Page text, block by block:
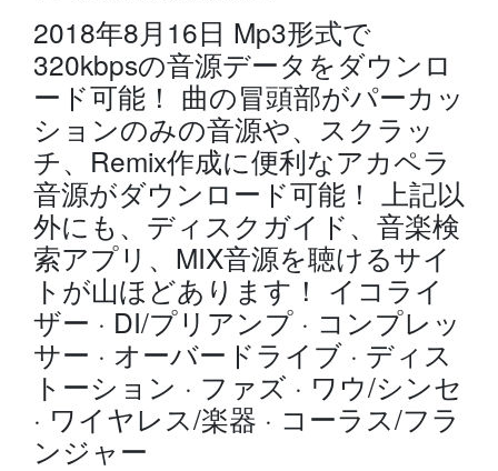
2018年8月16日 Mp3形式で
320kbpsの音源データをダウンロ
ード可能！ 曲の冒頭部がパーカッ
ションのみの音源や、スクラッ
チ、Remix作成に便利なアカペラ
音源がダウンロード可能！ 上記以
外にも、ディスクガイド、音楽検
索アプリ、MIX音源を聴けるサイ
トが山ほどあります！ イコライ
ザー · DI/プリアンプ · コンプレッ
サー · オーバードライブ · ディス
トーション · ファズ · ワウ/シンセ
· ワイヤレス/楽器 · コーラス/フラ
ンジャー